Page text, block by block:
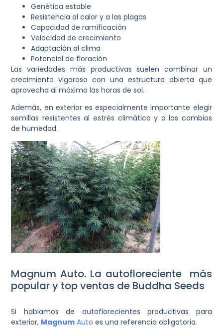
Genética estable
Resistencia al calor y a las plagas
Capacidad de ramificación
Velocidad de crecimiento
Adaptación al clima
Potencial de floración
Las variedades más productivas suelen combinar un
crecimiento vigoroso con una estructura abierta que
aprovecha al máximo las horas de sol.
Además, en exterior es especialmente importante elegir
semillas resistentes al estrés climático y a los cambios
de humedad.
Magnum Auto. La autofloreciente más
popular y top ventas de Buddha Seeds
Si hablamos de autoflorecientes productivas para
exterior, Magnum Auto es una referencia obligatoria.